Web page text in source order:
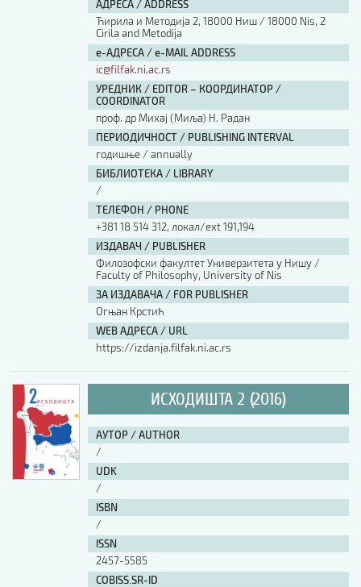
АДРЕСА / ADDRESS
Ћирила и Методија 2, 18000 Ниш / 18000 Nis, 2
Cirila and Metodija
е-АДРЕСА / e-MAIL ADDRESS
ic@filfak.ni.ac.rs
УРЕДНИК / EDITOR – КООРДИНАТОР /
COORDINATOR
проф. др Михај (Миља) Н. Радан
ПЕРИОДИЧНОСТ / PUBLISHING INTERVAL
годишње / annually
БИБЛИОТЕКА / LIBRARY
/
ТЕЛЕФОН / PHONE
+381 18 514 312, локал/ext 191,194
ИЗДАВАЧ / PUBLISHER
Филозофски факултет Универзитета у Нишу /
Faculty of Philosophy, University of Nis
ЗА ИЗДАВАЧА / FOR PUBLISHER
Огњан Крстић
WEB АДРЕСА / URL
https://izdanja.filfak.ni.ac.rs
ИСХОДИШТА 2 (2016)
АУТОР / AUTHOR
/
UDK
/
ISBN
/
ISSN
2457-5585
COBISS.SR-ID